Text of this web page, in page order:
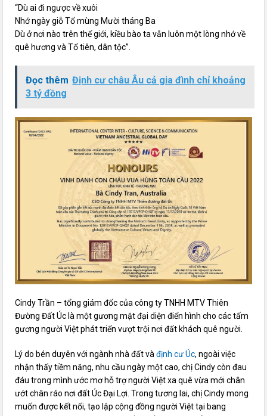
“Dù ai đi ngược về xuôi
Nhớ ngày giỗ Tổ mùng Mười tháng Ba
Dù ở nơi nào trên thế giới, kiều bào ta vẫn luôn một lòng nhớ về
quê hương và Tổ tiên, dân tộc”.
Đọc thêm Định cư châu Âu cả gia đình chỉ khoảng
3 tỷ đồng
Cindy Trần – tổng giám đốc của công ty TNHH MTV Thiên
Đường Đất Úc là một gương mặt đại diện điển hình cho các tấm
gương người Việt phát triển vượt trội nơi đất khách quê người.
Lý do bén duyên với ngành nhà đất vàđịnh cư Úc, ngoài việc
nhận thấy tiềm năng, nhu cầu ngày một cao, chị Cindy còn đau
đáu trong mình ước mơ hỗ trợ người Việt xa quê vừa mới chân
ướt chân ráo nơi đất Úc Đại Lợi. Trong tương lai, chị Cindy mong
muốn được kết nối, tạo lập cộng đồng người Việt tại bang